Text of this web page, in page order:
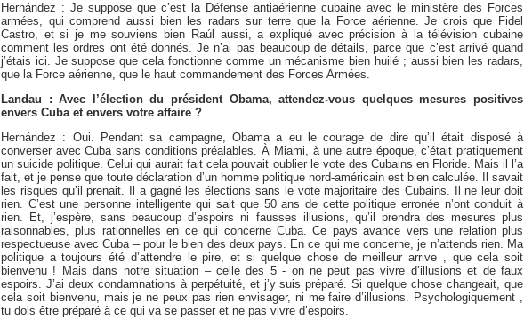
Hernández : Je suppose que c’est la Défense antiaérienne cubaine avec le ministère des Forces
armées, qui comprend aussi bien les radars sur terre que la Force aérienne. Je crois que Fidel
Castro, et si je me souviens bien Raúl aussi, a expliqué avec précision à la télévision cubaine
comment les ordres ont été donnés. Je n’ai pas beaucoup de détails, parce que c’est arrivé quand
j’étais ici. Je suppose que cela fonctionne comme un mécanisme bien huilé ; aussi bien les radars,
que la Force aérienne, que le haut commandement des Forces Armées.
Landau : Avec l’élection du président Obama, attendez-vous quelques mesures positives
envers Cuba et envers votre affaire ?
Hernández : Oui. Pendant sa campagne, Obama a eu le courage de dire qu’il était disposé à
converser avec Cuba sans conditions préalables. À Miami, à une autre époque, c’était pratiquement
un suicide politique. Celui qui aurait fait cela pouvait oublier le vote des Cubains en Floride. Mais il l’a
fait, et je pense que toute déclaration d’un homme politique nord-américain est bien calculée. Il savait
les risques qu’il prenait. Il a gagné les élections sans le vote majoritaire des Cubains. Il ne leur doit
rien. C’est une personne intelligente qui sait que 50 ans de cette politique erronée n’ont conduit à
rien. Et, j’espère, sans beaucoup d’espoirs ni fausses illusions, qu’il prendra des mesures plus
raisonnables, plus rationnelles en ce qui concerne Cuba. Ce pays avance vers une relation plus
respectueuse avec Cuba – pour le bien des deux pays. En ce qui me concerne, je n’attends rien. Ma
politique a toujours été d’attendre le pire, et si quelque chose de meilleur arrive , que cela soit
bienvenu ! Mais dans notre situation – celle des 5 - on ne peut pas vivre d’illusions et de faux
espoirs. J’ai deux condamnations à perpétuité, et j’y suis préparé. Si quelque chose changeait, que
cela soit bienvenu, mais je ne peux pas rien envisager, ni me faire d’illusions. Psychologiquement ,
tu dois être préparé à ce qui va se passer et ne pas vivre d’espoirs.